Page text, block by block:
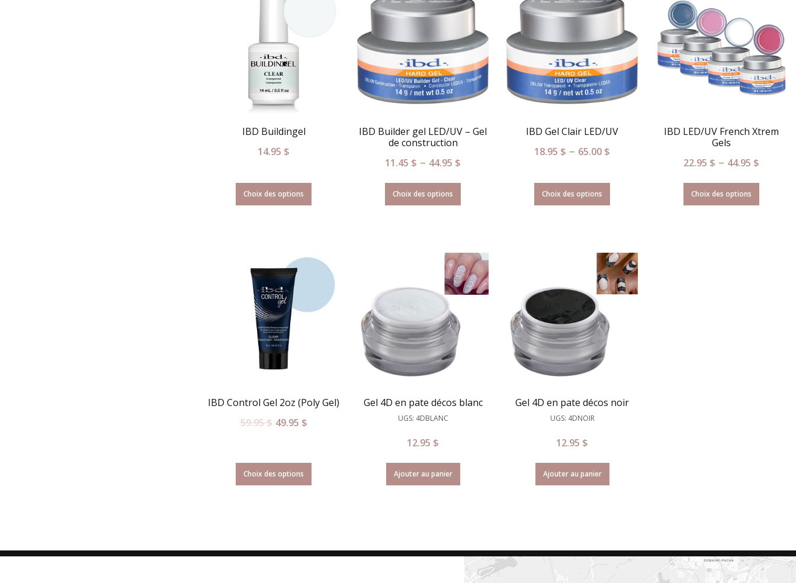
IBD Buildingel
14.95 $
Choix des options
IBD Builder gel LED/UV – Gel
de construction
11.45 $ – 44.95 $
Choix des options
IBD Gel Clair LED/UV
18.95 $ – 65.00 $
Choix des options
IBD LED/UV French Xtrem
Gels
22.95 $ – 44.95 $
Choix des options
IBD Control Gel 2oz (Poly Gel)
59.95$ 49.95 $
Choix des options
Gel 4D en pate décos blanc
UGS: 4DBLANC
12.95 $
Ajouter au panier
Gel 4D en pate décos noir
UGS: 4DNOIR
12.95 $
Ajouter au panier